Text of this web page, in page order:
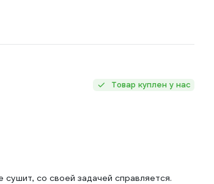
Товар куплен у нас
со своей задачей справляется.